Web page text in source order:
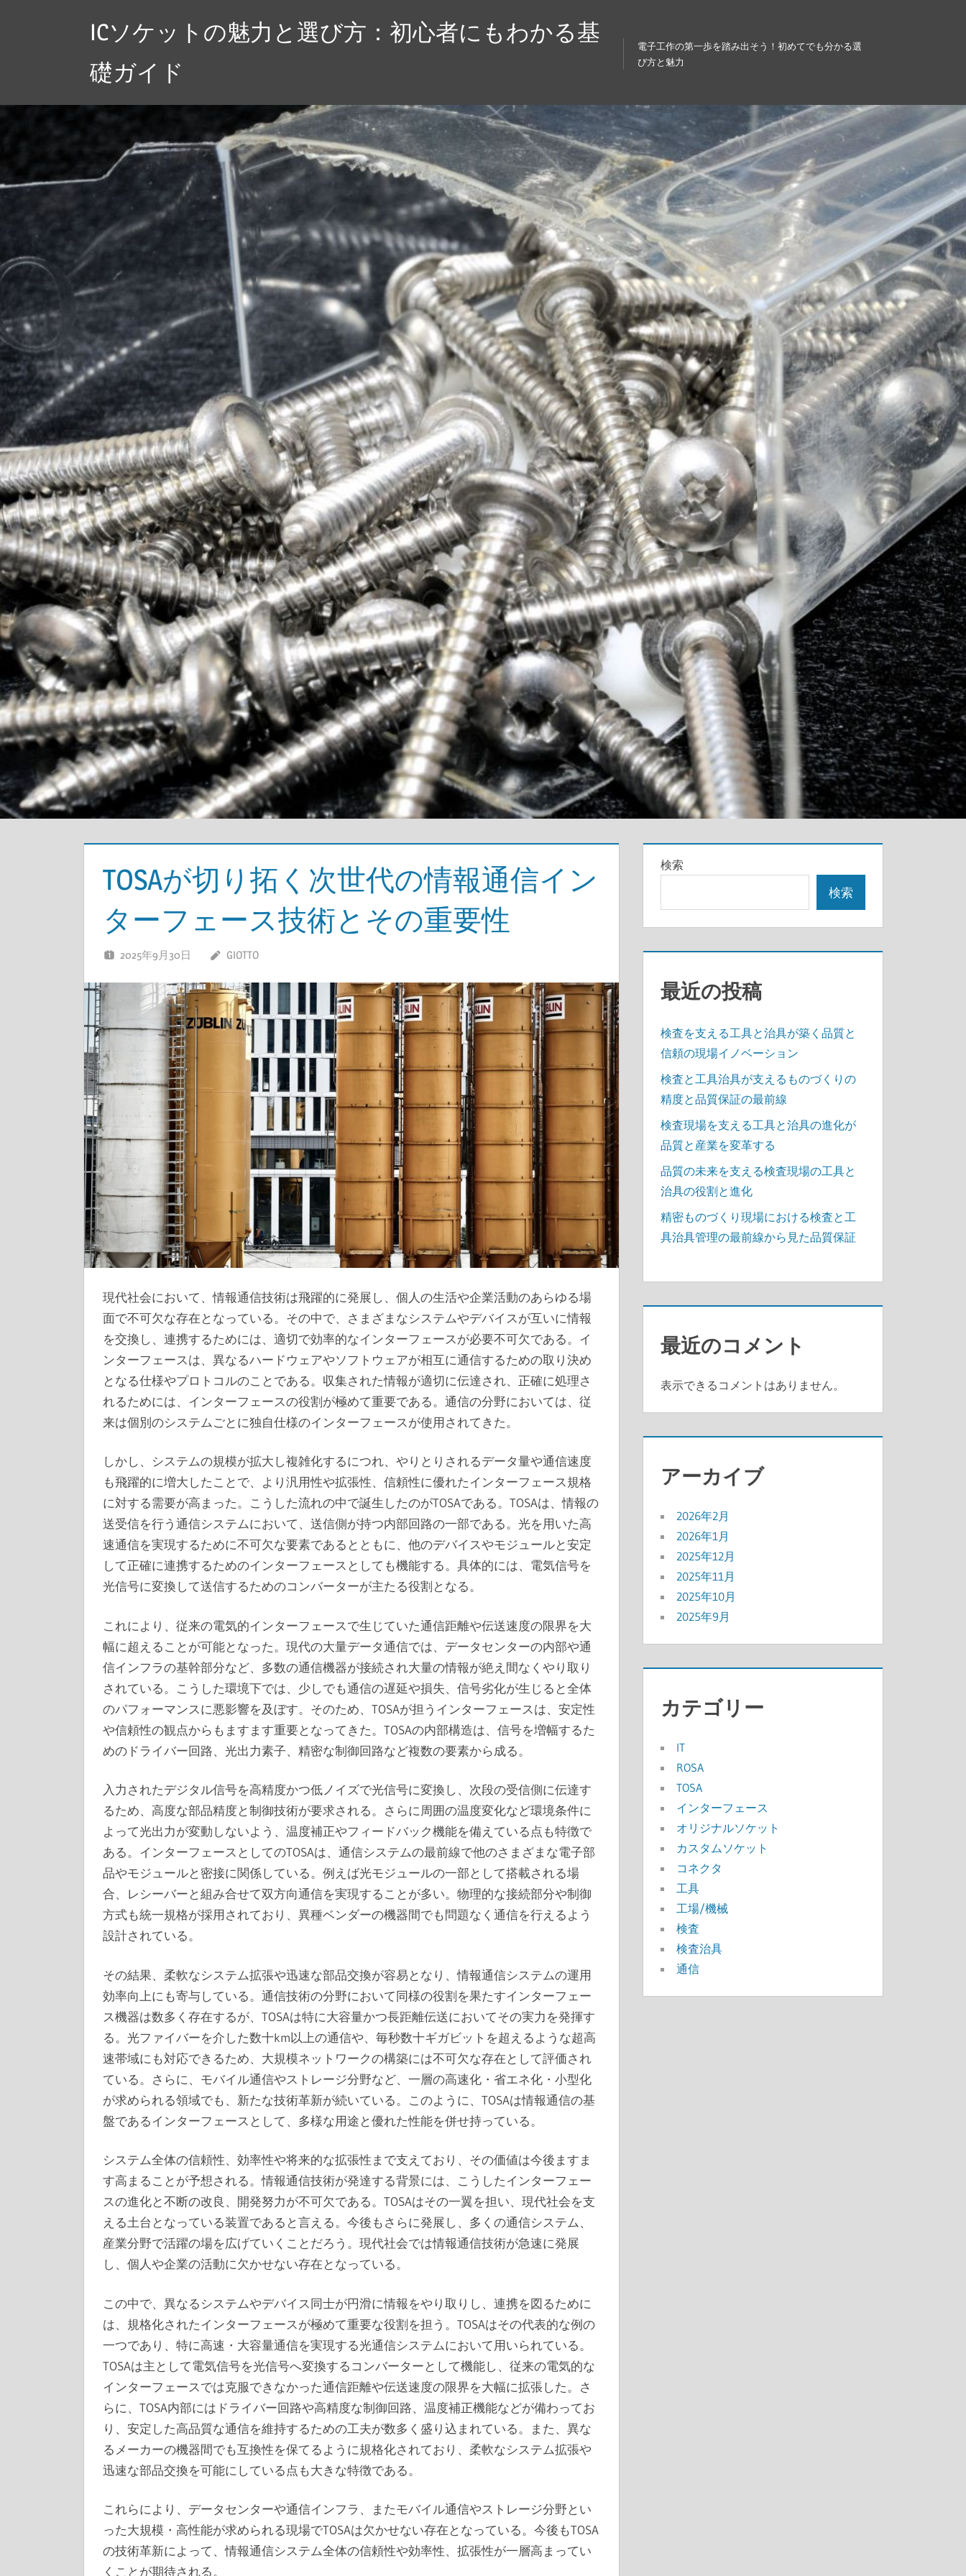
ス
ICソケットの魅力と選び方：初心者にもわかる基
礎ガイド
電子工作の第一歩を踏み出そう！初めてでも分かる選
び方と魅力
TOSAが切り拓く次世代の情報通信イン
ターフェース技術とその重要性
2025年9月30日 GIOTTO
現代社会において、情報通信技術は飛躍的に発展し、個人の生活や企業活動のあらゆる場
面で不可欠な存在となっている。 その中で、さまざまなシステムやデバイスが互いに情報
を交換し、連携するためには、適切で効率的なインターフェースが必要不可欠である。イ
ンターフェースは、異なるハードウェアやソフトウェアが相互に通信するための取り決め
となる仕様やプロトコルのことである。収集された情報が適切に伝達され、正確に処理さ
れるためには、インターフェースの役割が極めて重要である。通信の分野においては、従
来は個別のシステムごとに独自仕様のインターフェースが使用されてきた。
しかし、システムの規模が拡大し複雑化するにつれ、やりとりされるデータ量や通信速度
も飛躍的に増大したことで、より汎用性や拡張性、信頼性に優れたインターフェース規格
に対する需要が高まった。こうした流れの中で誕生したのがTOSAである。TOSAは、情報の
送受信を行う通信システムにおいて、送信側が持つ内部回路の一部である。光を用いた高
速通信を実現するために不可欠な要素であるとともに、他のデバイスやモジュールと安定
して正確に連携するためのインターフェースとしても機能する。具体的には、電気信号を
光信号に変換して送信するためのコンバーターが主たる役割となる。
これにより、従来の電気的インターフェースで生じていた通信距離や伝送速度の限界を大
幅に超えることが可能となった。現代の大量データ通信では、データセンターの内部や通
信インフラの基幹部分など、多数の通信機器が接続され大量の情報が絶え間なくやり取り
されている。こうした環境下では、少しでも通信の遅延や損失、信号劣化が生じると全体
のパフォーマンスに悪影響を及ぼす。そのため、TOSAが担うインターフェースは、安定性
や信頼性の観点からもますます重要となってきた。TOSAの内部構造は、信号を増幅するた
めのドライバー回路、光出力素子、精密な制御回路など複数の要素から成る。
入力されたデジタル信号を高精度かつ低ノイズで光信号に変換し、次段の受信側に伝達す
るため、高度な部品精度と制御技術が要求される。さらに周囲の温度変化など環境条件に
よって光出力が変動しないよう、温度補正やフィードバック機能を備えている点も特徴で
ある。インターフェースとしてのTOSAは、通信システムの最前線で他のさまざまな電子部
品やモジュールと密接に関係している。例えば光モジュールの一部として搭載される場
合、レシーバーと組み合せて双方向通信を実現することが多い。物理的な接続部分や制御
方式も統一規格が採用されており、異種ベンダーの機器間でも問題なく通信を行えるよう
設計されている。
その結果、柔軟なシステム拡張や迅速な部品交換が容易となり、情報通信システムの運用
効率向上にも寄与している。通信技術の分野において同様の役割を果たすインターフェー
ス機器は数多く存在するが、TOSAは特に大容量かつ長距離伝送においてその実力を発揮す
る。光ファイバーを介した数十km以上の通信や、毎秒数十ギガビットを超えるような超高
速帯域にも対応できるため、大規模ネットワークの構築には不可欠な存在として評価され
ている。さらに、モバイル通信やストレージ分野など、一層の高速化・省エネ化・小型化
が求められる領域でも、新たな技術革新が続いている。このように、TOSAは情報通信の基
盤であるインターフェースとして、多様な用途と優れた性能を併せ持っている。
システム全体の信頼性、効率性や将来的な拡張性まで支えており、その価値は今後ますま
す高まることが予想される。情報通信技術が発達する背景には、こうしたインターフェー
スの進化と不断の改良、開発努力が不可欠である。TOSAはその一翼を担い、現代社会を支
える土台となっている装置であると言える。今後もさらに発展し、多くの通信システム、
産業分野で活躍の場を広げていくことだろう。現代社会では情報通信技術が急速に発展
し、個人や企業の活動に欠かせない存在となっている。
この中で、異なるシステムやデバイス同士が円滑に情報をやり取りし、連携を図るために
は、規格化されたインターフェースが極めて重要な役割を担う。TOSAはその代表的な例の
一つであり、特に高速・大容量通信を実現する光通信システムにおいて用いられている。
TOSAは主として電気信号を光信号へ変換するコンバーターとして機能し、従来の電気的な
インターフェースでは克服できなかった通信距離や伝送速度の限界を大幅に拡張した。さ
らに、TOSA内部にはドライバー回路や高精度な制御回路、温度補正機能などが備わってお
り、安定した高品質な通信を維持するための工夫が数多く盛り込まれている。また、異な
るメーカーの機器間でも互換性を保てるように規格化されており、柔軟なシステム拡張や
迅速な部品交換を可能にしている点も大きな特徴である。
これらにより、データセンターや通信インフラ、またモバイル通信やストレージ分野とい
った大規模・高性能が求められる現場でTOSAは欠かせない存在となっている。今後もTOSA
の技術革新によって、情報通信システム全体の信頼性や効率性、拡張性が一層高まってい
くことが期待される。
検索
検索
最近の投稿
検査を支える工具と治具が築く品質と
信頼の現場イノベーション
検査と工具治具が支えるものづくりの
精度と品質保証の最前線
検査現場を支える工具と治具の進化が
品質と産業を変革する
品質の未来を支える検査現場の工具と
治具の役割と進化
精密ものづくり現場における検査と工
具治具管理の最前線から見た品質保証
最近のコメント
表示できるコメントはありません。
アーカイブ
2026年2月
2026年1月
2025年12月
2025年11月
2025年10月
2025年9月
カテゴリー
IT
ROSA
TOSA
インターフェース
オリジナルソケット
カスタムソケット
コネクタ
工具
工場/機械
検査
検査治具
通信